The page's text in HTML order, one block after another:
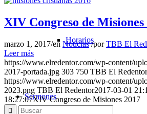
Horarios
Sermones
XIV Congreso de Misiones
marzo 1, 2017/en Noticias /porTBB El
Leer más
https://www.elredentor.com/wp-content/
2017-portada.jpg 303 750 TBB El Redentor
https://www.elredentor.com/wp-content/
2023.png TBB El Redentor2017-03-01
18:27:07XIV Congreso de Misiones 2017